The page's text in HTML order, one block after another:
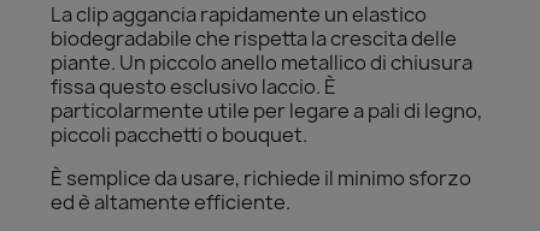
La clip aggancia rapidamente un elastico
biodegradabile che rispetta la crescita delle
piante. Un piccolo anello metallico di chiusura
fissa questo esclusivo laccio. È
particolarmente utile per legare a pali di legno,
piccoli pacchetti o bouquet.
È semplice da usare, richiede il minimo sforzo
ed è altamente efficiente.